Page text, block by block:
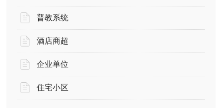
普教系统
酒店商超
企业单位
住宅小区